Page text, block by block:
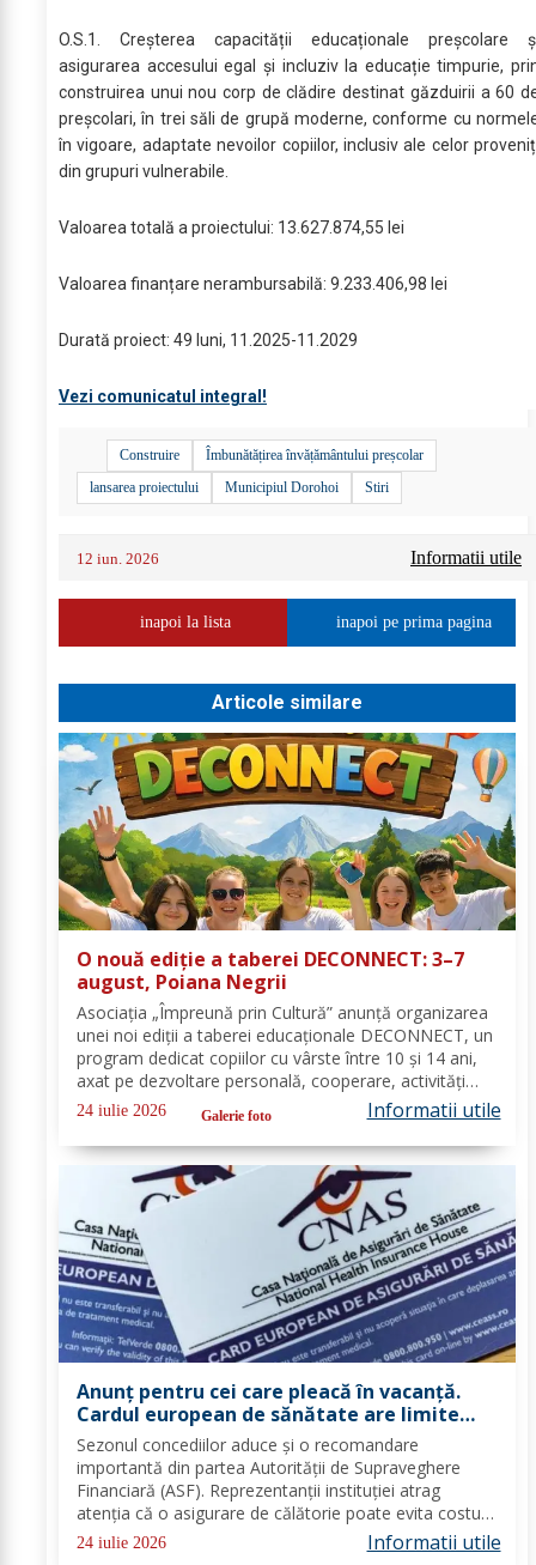
O.S.1. Creșterea capacității educaționale preșcolare
asigurarea accesului egal și incluziv la educație timpurie,
construirea unui nou corp de clădire destinat găzduirii a 60
preșcolari, în trei săli de grupă moderne, conforme cu
în vigoare, adaptate nevoilor copiilor, inclusiv ale celor
din grupuri vulnerabile.
Valoarea totală a proiectului: 13.627.874,55 lei
Valoarea finanțare nerambursabilă: 9.233.406,98 lei
Durată proiect: 49 luni, 11.2025-11.2029
Vezi comunicatul integral!
Construire
Îmbunătățirea învățământului preșcolar
lansarea proiectului
Municipiul Dorohoi Stiri
12 iun. 2026 Informatii utile
inapoi la lista inapoi pe prima pagina
Articole similare
O nouă ediție a taberei DECONNECT: 3–7
august, Poiana Negrii
Asociația „Împreună prin Cultură” anunță organizarea
unei noi ediții a taberei educaționale DECONNECT, un
program dedicat copiilor cu vârste între 10 și 14 ani,
axat pe dezvoltare personală, cooperare, activități
outdoor și deconectare totală de la telefon. O tabără
cu sens, nu doar o vacanță!...
24 iulie 2026 Galerie foto Informatii utile
Anunț pentru cei care pleacă în vacanță.
Cardul european de sănătate are limite
importante. Greșeala care te poate costa
mii de euro
Sezonul concediilor aduce și o recomandare
importantă din partea Autorității de Supraveghere
Financiară (ASF). Reprezentanții instituției atrag
atenția că o asigurare de călătorie poate evita costuri
uriașe în cazul unor probleme medicale, al anulării
24 iulie 2026 Informatii utile